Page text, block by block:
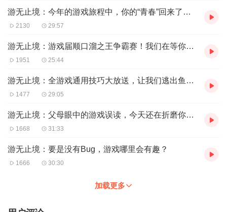
游无止境：今年的游戏旅程中，你的“青春”回来了吗？
2130 29:57
游无止境：游戏届顺口溜之王争霸赛！我们在等你登基！
1951 25:44
游无止境：全游戏通用技巧大放送，让我们逃出鱼塘，不当菜鸡！
1477 29:05
游无止境：父母眼中的游戏误读，今天还在折磨你吗？
1668 31:33
游无止境：要是没有Bug，游戏哪里会有趣？
1666 30:30
加载更多